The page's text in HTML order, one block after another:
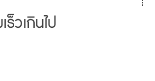
วเกินไป